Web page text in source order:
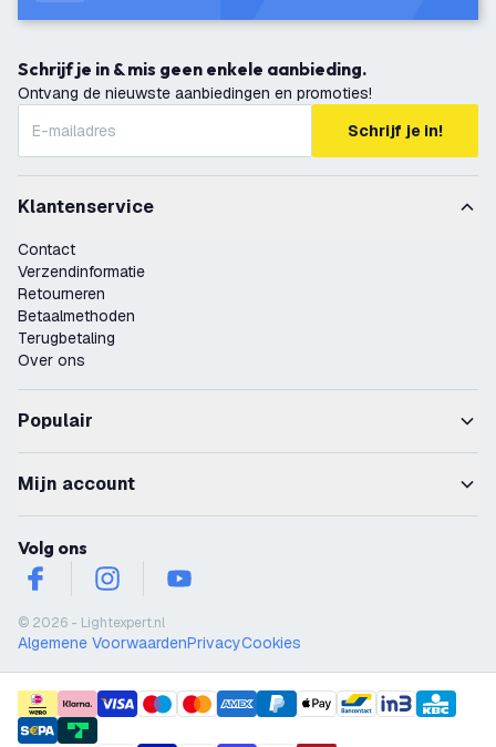
Schrijf je in & mis geen enkele aanbieding.
Ontvang de nieuwste aanbiedingen en promoties!
Schrijf je in!
Klantenservice
Contact
Verzendinformatie
Retourneren
Betaalmethoden
Terugbetaling
Over ons
Populair
Mijn account
Volg ons
facebookinstagramyoutube
© 2026 - Lightexpert.nl
Algemene VoorwaardenPrivacyCookies
payment methods